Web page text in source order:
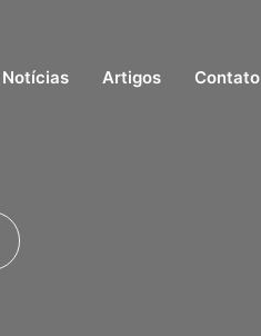
Notícias Artigos Contato